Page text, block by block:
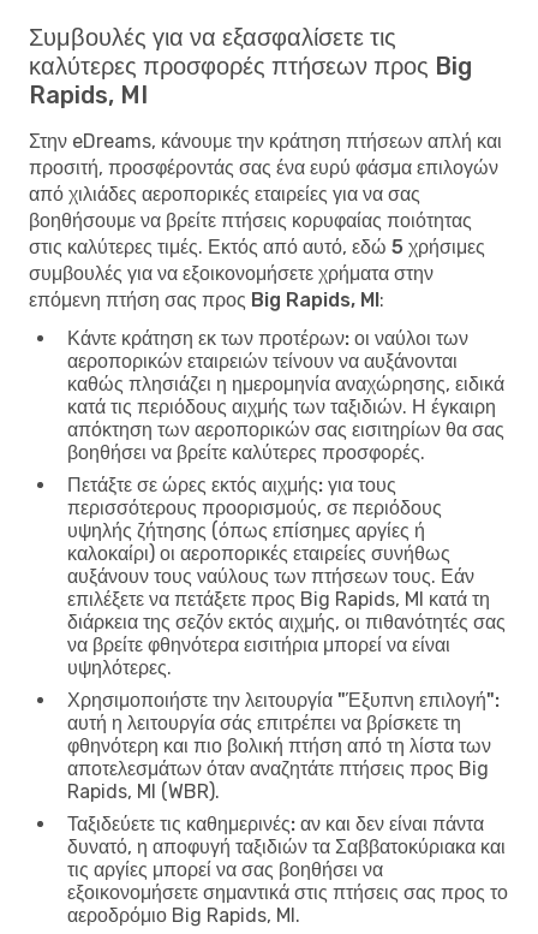
Συμβουλές για να εξασφαλίσετε τις
καλύτερες προσφορές πτήσεων προς Big
Rapids, MI
Στην eDreams, κάνουμε την κράτηση πτήσεων απλή και
προσιτή, προσφέροντάς σας ένα ευρύ φάσμα επιλογών
από χιλιάδες αεροπορικές εταιρείες για να σας
βοηθήσουμε να βρείτε πτήσεις κορυφαίας ποιότητας
στις καλύτερες τιμές. Εκτός από αυτό, εδώ 5 χρήσιμες
συμβουλές για να εξοικονομήσετε χρήματα στην
επόμενη πτήση σας προς Big Rapids, MI:
Κάντε κράτηση εκ των προτέρων: οι ναύλοι των
αεροπορικών εταιρειών τείνουν να αυξάνονται
καθώς πλησιάζει η ημερομηνία αναχώρησης, ειδικά
κατά τις περιόδους αιχμής των ταξιδιών. Η έγκαιρη
απόκτηση των αεροπορικών σας εισιτηρίων θα σας
βοηθήσει να βρείτε καλύτερες προσφορές.
Πετάξτε σε ώρες εκτός αιχμής: για τους
περισσότερους προορισμούς, σε περιόδους
υψηλής ζήτησης (όπως επίσημες αργίες ή
καλοκαίρι) οι αεροπορικές εταιρείες συνήθως
αυξάνουν τους ναύλους των πτήσεων τους. Εάν
επιλέξετε να πετάξετε προς Big Rapids, MI κατά τη
διάρκεια της σεζόν εκτός αιχμής, οι πιθανότητές σας
να βρείτε φθηνότερα εισιτήρια μπορεί να είναι
υψηλότερες.
Χρησιμοποιήστε την λειτουργία "Έξυπνη επιλογή":
αυτή η λειτουργία σάς επιτρέπει να βρίσκετε τη
φθηνότερη και πιο βολική πτήση από τη λίστα των
αποτελεσμάτων όταν αναζητάτε πτήσεις προς Big
Rapids, MI (WBR).
Ταξιδεύετε τις καθημερινές: αν και δεν είναι πάντα
δυνατό, η αποφυγή ταξιδιών τα Σαββατοκύριακα και
τις αργίες μπορεί να σας βοηθήσει να
εξοικονομήσετε σημαντικά στις πτήσεις σας προς το
αεροδρόμιο Big Rapids, MI.